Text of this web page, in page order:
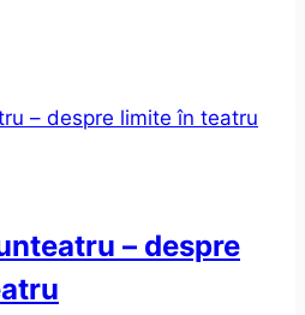
– despre